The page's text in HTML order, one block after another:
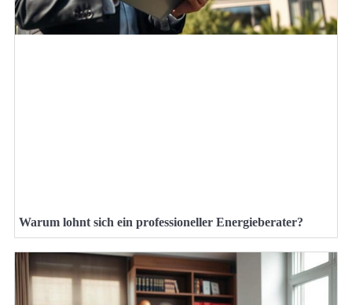
Warum lohnt sich ein professioneller Energieberater?